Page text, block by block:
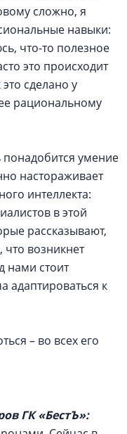
сложно, я
навыки:
что-то полезное
это происходит
сделано у
рациональному
умение
настораживает
интеллекта:
в этой
рассказывают,
что возникнет
нами стоит
адаптироваться к
– во всех его
ГК «БестЪ»: